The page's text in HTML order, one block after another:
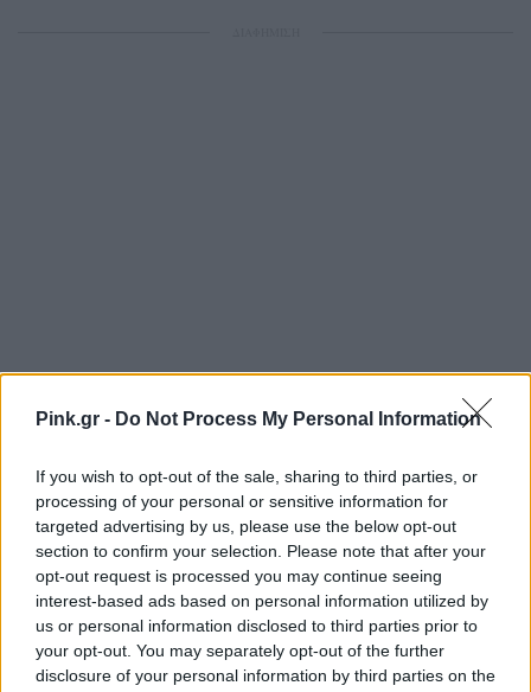
Pink.gr - Do Not Process My Personal Information
If you wish to opt-out of the sale, sharing to third parties, or
processing of your personal or sensitive information for
targeted advertising by us, please use the below opt-out
section to confirm your selection. Please note that after your
opt-out request is processed you may continue seeing
interest-based ads based on personal information utilized by
us or personal information disclosed to third parties prior to
your opt-out. You may separately opt-out of the further
disclosure of your personal information by third parties on the
Ακολουθήστε το Pink.gr στοGoogle Newsκαι
μάθετε πρώτοιτα πιο hot νέα.
Ακολουθήστε το Pink.gr και στοInstagram